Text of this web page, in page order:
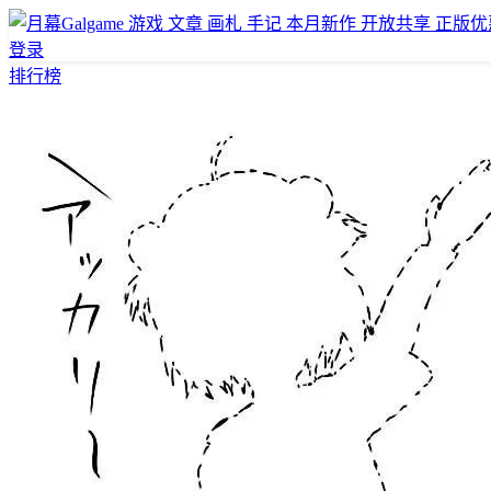
游戏 文章 画札 手记 本月新作 开放共享 正版
登录
排行榜